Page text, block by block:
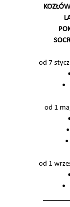
od 7
•
od 1
od 1
•